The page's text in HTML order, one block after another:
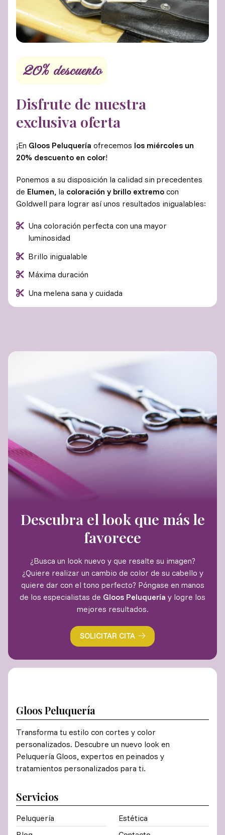
20% descuento
Disfrute de nuestra
exclusiva oferta
¡En Gloos Peluquería ofrecemos los miércoles un
20% descuento en color!
Ponemos a su disposición la calidad sin precedentes
de Elumen , la coloración y brillo extremo con
Goldwell para lograr así unos resultados inigualables:
Una coloración perfecta con una mayor
luminosidad
Brillo inigualable
Máxima duración
Una melena sana y cuidada
Descubra el look que más le
favorece
¿Busca un look nuevo y que resalte su imagen?
¿Quiere realizar un cambio de color de su cabello y
quiere dar con el tono perfecto? Póngase en manos
de los especialistas de Gloos Peluquería y logre los
mejores resultados.
SOLICITAR CITA
Gloos Peluquería
Transforma tu estilo con cortes y color
personalizados. Descubre un nuevo look en
Peluquería Gloos, expertos en peinados y
tratamientos personalizados para ti.
Servicios
Peluquería
Estética